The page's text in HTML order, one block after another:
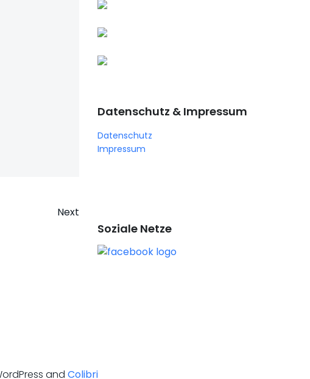
Next
Datenschutz & Impressum
Datenschutz
Impressum
Soziale Netze
and Colibri